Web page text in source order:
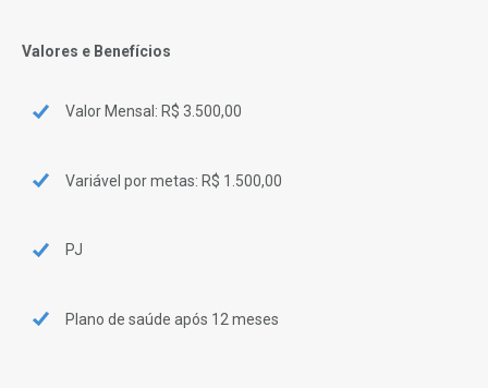
Valores e Benefícios
Valor Mensal: R$ 3.500,00
Variável por metas: R$ 1.500,00
PJ
Plano de saúde após 12 meses